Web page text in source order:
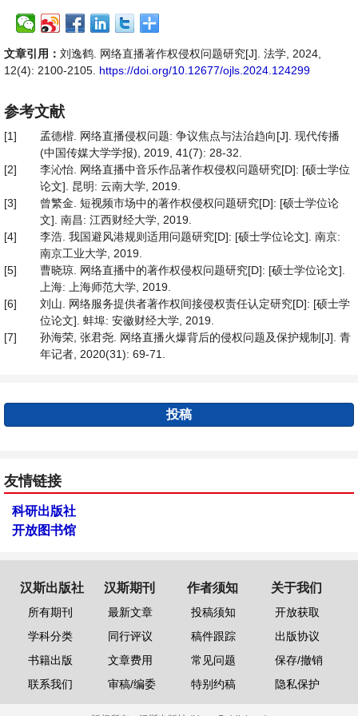
文章引用： 刘逸鹤. 网络直播著作权侵权问题研究[J]. 法学, 2024,
12(4): 2100-2105. https://doi.org/10.12677/ojls.2024.124299
参考文献
[1]
孟德楷. 网络直播侵权问题: 争议焦点与法治趋向[J]. 现代传播
(中国传媒大学学报), 2019, 41(7): 28-32.
[2]
李沁怡. 网络直播中音乐作品著作权侵权问题研究[D]: [硕士学位
论文]. 昆明: 云南大学, 2019.
[3]
曾繁金. 短视频市场中的著作权侵权问题研究[D]: [硕士学位论
文]. 南昌: 江西财经大学, 2019.
[4]
李浩. 我国避风港规则适用问题研究[D]: [硕士学位论文]. 南京:
南京工业大学, 2019.
[5]
曹晓琼. 网络直播中的著作权侵权问题研究[D]: [硕士学位论文].
上海: 上海师范大学, 2019.
[6]
刘山. 网络服务提供者著作权间接侵权责任认定研究[D]: [硕士学
位论文]. 蚌埠: 安徽财经大学, 2019.
[7]
孙海荣, 张君尧. 网络直播火爆背后的侵权问题及保护规制[J]. 青
年记者, 2020(31): 69-71.
投稿
友情链接
科研出版社
开放图书馆
汉斯出版社
所有期刊
学科分类
书籍出版
联系我们
汉斯期刊
最新文章
同行评议
文章费用
审稿/编委
作者须知
投稿须知
稿件跟踪
常见问题
特别约稿
关于我们
开放获取
出版协议
保存/撤销
隐私保护